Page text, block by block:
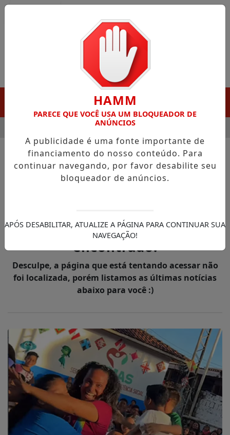
DESTAQUE EM PORTO GRANDE COM ATUAÇÃO
Ops, Conteúdo não
encontrado!
Desculpe, a página que está tentando acessar não
foi localizada, porém listamos as últimas notícias
abaixo para você :)
HAMM
PARECE QUE VOCÊ USA UM BLOQUEADOR DE
ANÚNCIOS
A publicidade é uma fonte importante de
financiamento do nosso conteúdo. Para
continuar navegando, por favor desabilite seu
bloqueador de anúncios.
APÓS DESABILITAR, ATUALIZE A PÁGINA PARA CONTINUAR SUA
NAVEGAÇÃO!